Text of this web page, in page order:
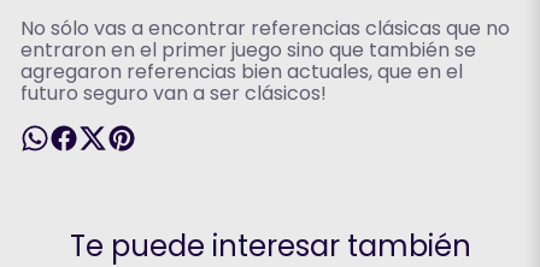
No sólo vas a encontrar referencias clásicas que no
entraron en el primer juego sino que también se
agregaron referencias bien actuales, que en el
futuro seguro van a ser clásicos!
Te puede interesar también